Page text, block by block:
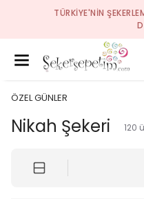
TÜRKIYE'NIN
ÖZEL GÜNLER
Nikah Şekeri 120